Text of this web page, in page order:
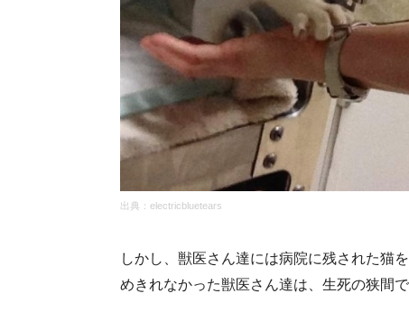
出典： electricbluetears
しかし、獣医さん達には病院に残された猫
めきれなかった獣医さん達は、生死の狭間